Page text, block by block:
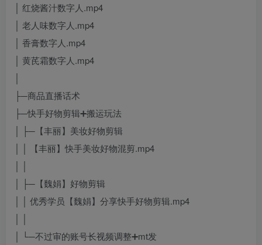
│ 红烧酱汁数字人.mp4
│ 老人味数字人.mp4
│ 香膏数字人.mp4
│ 黄芪霜数字人.mp4
├─商品直播话术
├─快手好物剪辑➕搬运玩法
│ ├─【丰丽】美妆好物剪辑
│ │ 【丰丽】快手美妆好物混剪.mp4
│ ├─【魏娟】好物剪辑
│ │ 优秀学员【魏娟】分享快手好物剪辑.mp4
│ └─不过审的账号长视频调整➕mt发